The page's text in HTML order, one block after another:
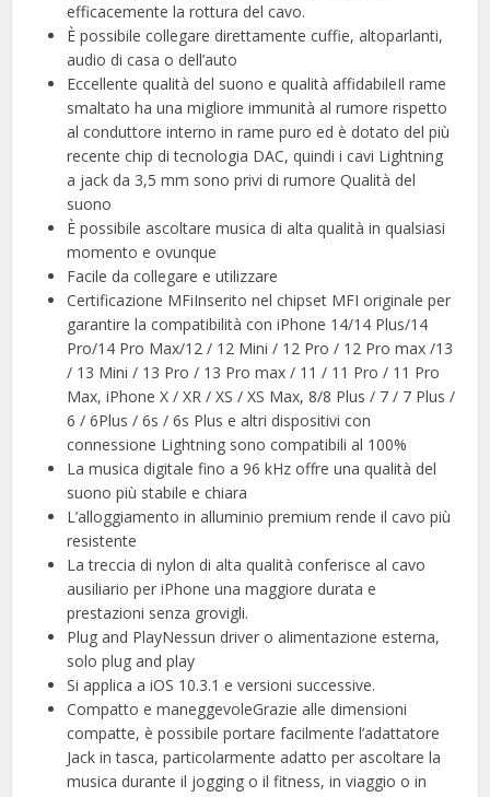
efficacemente la rottura del cavo.
È possibile collegare direttamente cuffie, altoparlanti,
audio di casa o dell’auto
Eccellente qualità del suono e qualità affidabileIl rame
smaltato ha una migliore immunità al rumore rispetto
al conduttore interno in rame puro ed è dotato del più
recente chip di tecnologia DAC, quindi i cavi Lightning
a jack da 3,5 mm sono privi di rumore Qualità del
suono
È possibile ascoltare musica di alta qualità in qualsiasi
momento e ovunque
Facile da collegare e utilizzare
Certificazione MFiInserito nel chipset MFI originale per
garantire la compatibilità con iPhone 14/14 Plus/14
Pro/14 Pro Max/12 / 12 Mini / 12 Pro / 12 Pro max /13
/ 13 Mini / 13 Pro / 13 Pro max / 11 / 11 Pro / 11 Pro
Max, iPhone X / XR / XS / XS Max, 8/8 Plus / 7 / 7 Plus /
6 / 6Plus / 6s / 6s Plus e altri dispositivi con
connessione Lightning sono compatibili al 100%
La musica digitale fino a 96 kHz offre una qualità del
suono più stabile e chiara
L’alloggiamento in alluminio premium rende il cavo più
resistente
La treccia di nylon di alta qualità conferisce al cavo
ausiliario per iPhone una maggiore durata e
prestazioni senza grovigli.
Plug and PlayNessun driver o alimentazione esterna,
solo plug and play
Si applica a iOS 10.3.1 e versioni successive.
Compatto e maneggevoleGrazie alle dimensioni
compatte, è possibile portare facilmente l’adattatore
Jack in tasca, particolarmente adatto per ascoltare la
musica durante il jogging o il fitness, in viaggio o in